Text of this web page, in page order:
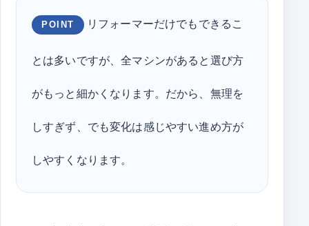
POINT リフォーマーだけでもできるこ
とは多いですが、全マシンがあると選び方
がもっと細かくなります。だから、無理を
しすぎず、でも変化は感じやすい進め方が
しやすくなります。